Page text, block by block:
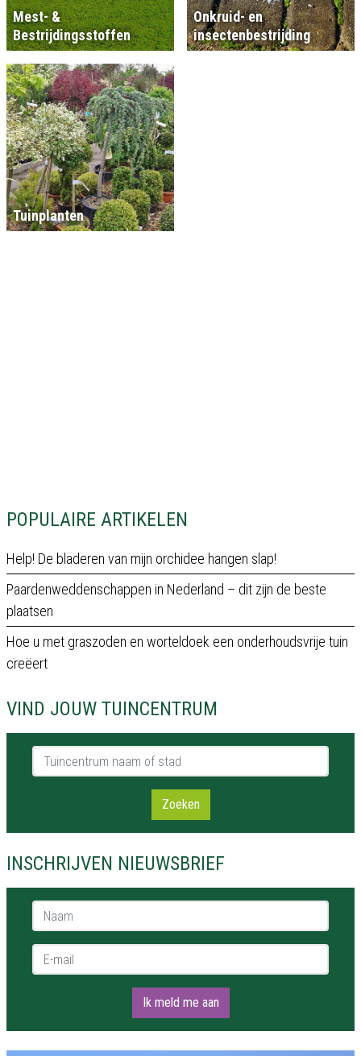
POPULAIRE ARTIKELEN
Help! De bladeren van mijn orchidee hangen slap!
Paardenweddenschappen in Nederland – dit zijn de beste
plaatsen
Hoe u met graszoden en worteldoek een onderhoudsvrije tuin
creëert
VIND JOUW TUINCENTRUM
Tuincentrum naam of stad
Zoeken
INSCHRIJVEN NIEUWSBRIEF
Naam *
E-mail *
Ik meld me aan
Mest- &
Bestrijdingsstoffen
Onkruid- en
insectenbestrijding
Tuinplanten